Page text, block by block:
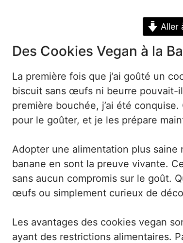
Aller
Des Cookies Vegan à la
La première fois que j’ai goûté un
biscuit sans œufs ni beurre pouvait-
première bouchée, j’ai été
pour le goûter, et je les prépare
Adopter une alimentation plus saine
banane en sont la preuve vivante.
sans aucun compromis sur le goût.
œufs ou simplement curieux de
Les avantages des cookies vegan
ayant des restrictions alimentaires.